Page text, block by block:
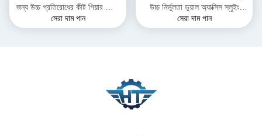
জন্য উচ্চ প্রতিরোধের কীট গিয়ার স্লিউ
ড্রাইভ
সেরা দাম পান
উচ্চ নির্ভুলতা ডুয়াল অ্যাক্সিস স্লুইং
ড্রাইভ গিয়ারবক্স
সেরা দাম পান